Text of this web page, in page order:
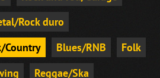
Rock duro
Country
Blues/RNB
Folk
Reggae/Ska